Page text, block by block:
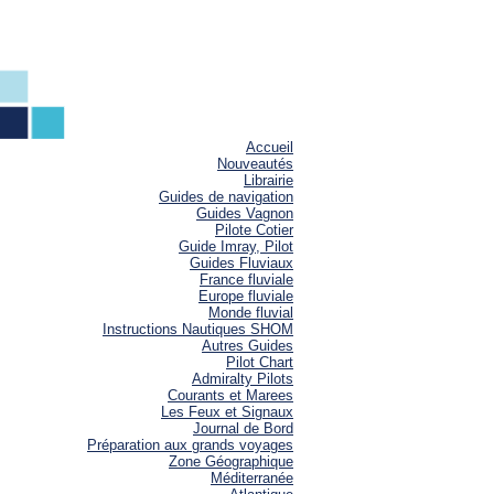
Accueil
Nouveautés
Librairie
Guides de navigation
Guides Vagnon
Pilote Cotier
Guide Imray, Pilot
Guides Fluviaux
France fluviale
Europe fluviale
Monde fluvial
Instructions Nautiques SHOM
Autres Guides
Pilot Chart
Admiralty Pilots
Courants et Marees
Les Feux et Signaux
Journal de Bord
Préparation aux grands voyages
Zone Géographique
Méditerranée